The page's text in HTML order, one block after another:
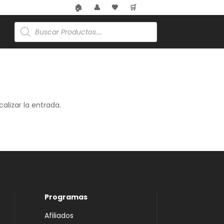
🏠 👤 🖤
🛒
Búsqueda
de
productos
la entrada.
Programas
Afiliados